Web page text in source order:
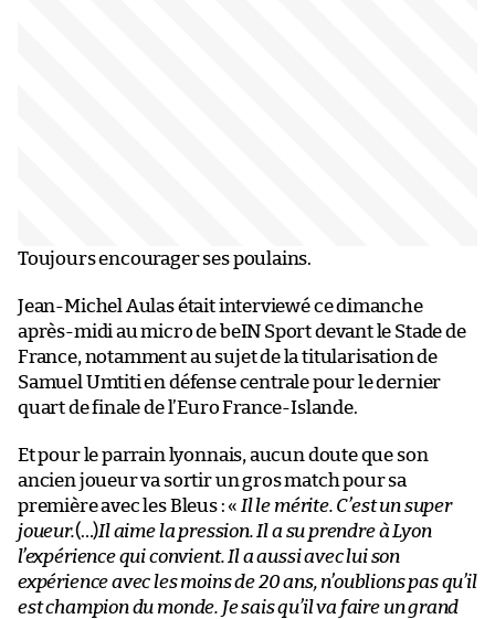
Toujours encourager ses poulains.
Jean-Michel Aulas était interviewé ce dimanche
après-midi au micro de beIN Sport devant le Stade de
France, notamment au sujet de la titularisation de
Samuel Umtiti en défense centrale pour le dernier
quart de finale de l’Euro France-Islande.
Et pour le parrain lyonnais, aucun doute que son
ancien joueur va sortir un gros match pour sa
première avec les Bleus : « Il le mérite. C’est un super
joueur.(…)Il aime la pression. Il a su prendre à Lyon
l’expérience qui convient. Il a aussi avec lui son
expérience avec les moins de 20 ans, n’oublions pas qu’il
est champion du monde. Je sais qu’il va faire un grand